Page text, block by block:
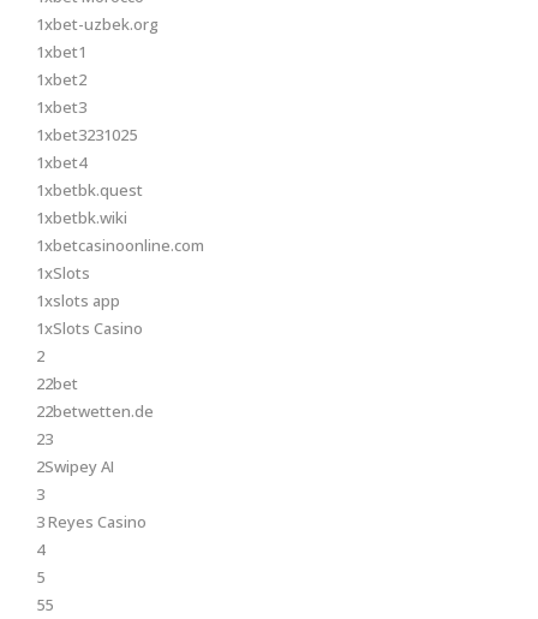
1xbet-uzbek.org
1xbet1
1xbet2
1xbet3
1xbet3231025
1xbet4
1xbetbk.quest
1xbetbk.wiki
1xbetcasinoonline.com
1xSlots
1xslots app
1xSlots Casino
2
22bet
22betwetten.de
23
2Swipey AI
3
3 Reyes Casino
4
5
55